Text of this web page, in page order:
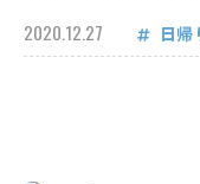
2020.12.27 日帰